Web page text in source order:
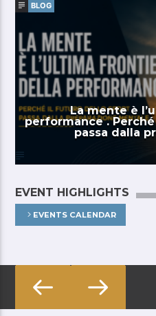
BLOG
La mente è
performance .
passa dalla
EVENT HIGHLIGHTS
EVENTS CALENDAR